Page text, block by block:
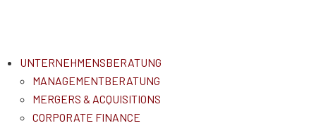
UNTERNEHMENSBERATUNG
MANAGEMENTBERATUNG
MERGERS & ACQUISITIONS
CORPORATE FINANCE